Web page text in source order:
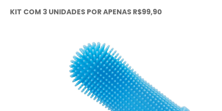
KIT COM 3 UNIDADES POR APENAS R$99,90